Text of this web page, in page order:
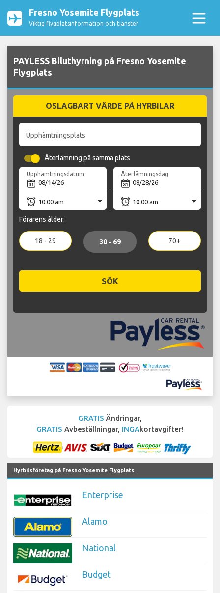
Fresno Yosemite Flygplats
Viktig flygplatsinformation och tjänster
PAYLESS Biluthyrning på Fresno Yosemite
Flygplats
OSLAGBART VÄRDE PÅ HYRBILAR
Upphämtningsplats
Återlämning på samma plats
Upphämtningsdatum Återlämningsdag
Förarens ålder:
18 - 29 30 - 69 70+
SÖK
GRATIS Ändringar,
GRATIS Avbeställningar, INGAkortavgifter!
Hyrbilsföretag på Fresno Yosemite Flygplats
Enterprise
Alamo
National
Budget